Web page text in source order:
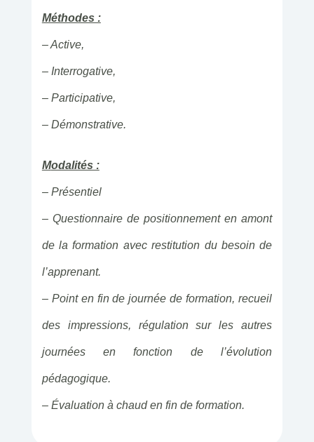
Méthodes :
– Active,
– Interrogative,
– Participative,
– Démonstrative.
Modalités :
– Présentiel
– Questionnaire de positionnement en amont
de la formation avec restitution du besoin de
l’apprenant.
– Point en fin de journée de formation, recueil
des impressions, régulation sur les autres
journées en fonction de l’évolution
pédagogique.
– Évaluation à chaud en fin de formation.